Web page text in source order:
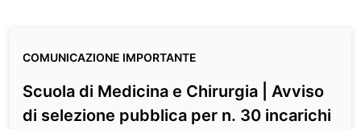
COMUNICAZIONE IMPORTANTE
Scuola di Medicina e Chirurgia | Avviso
di selezione pubblica per n. 30 incarichi